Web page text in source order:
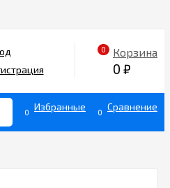
0 Корзина
0 ₽
0 Избранные 0 Сравнение